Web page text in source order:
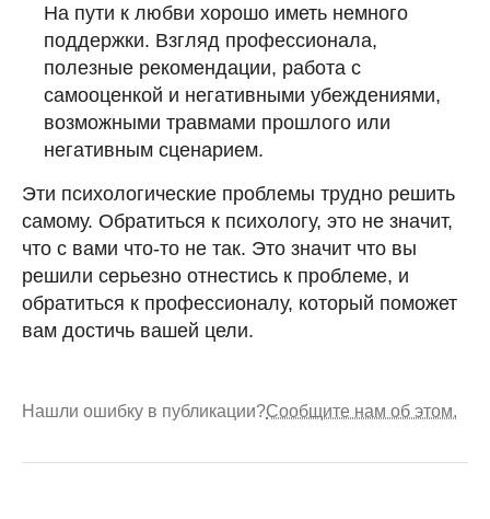
На пути к любви хорошо иметь немного
поддержки. Взгляд профессионала,
полезные рекомендации, работа с
самооценкой и негативными убеждениями,
возможными травмами прошлого или
негативным сценарием.
Эти психологические проблемы трудно решить
самому. Обратиться к психологу, это не значит,
что с вами что-то не так. Это значит что вы
решили серьезно отнестись к проблеме, и
обратиться к профессионалу, который поможет
вам достичь вашей цели.
Нашли ошибку в публикации?Сообщите нам об этом.